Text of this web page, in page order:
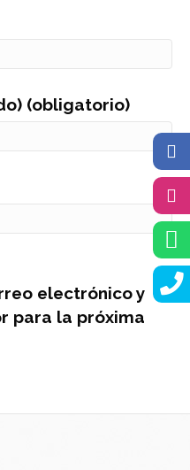
(obligatorio)
electrónico y
para la próxima